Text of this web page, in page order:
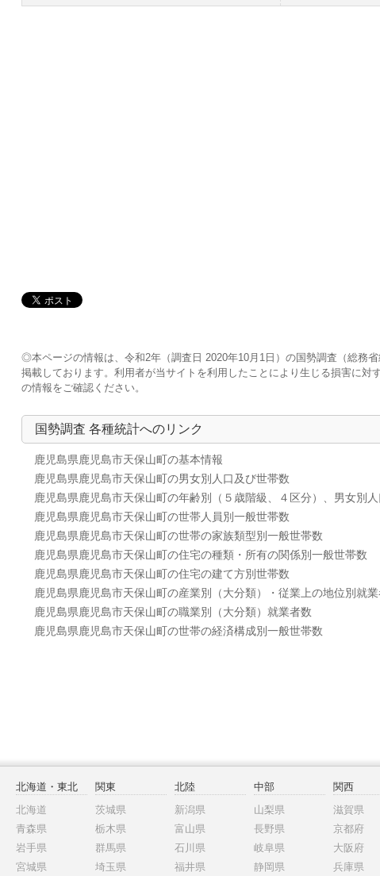
◎本ページの情報は、令和2年（調査日 2020年10月1日）の国勢調査（総務
掲載しております。利用者が当サイトを利用したことにより生じる損害に
の情報をご確認ください。
国勢調査 各種統計へのリンク
鹿児島県鹿児島市天保山町の基本情報
鹿児島県鹿児島市天保山町の男女別人口及び世帯数
鹿児島県鹿児島市天保山町の年齢別（５歳階級、４区分）、男女別人
鹿児島県鹿児島市天保山町の世帯人員別一般世帯数
鹿児島県鹿児島市天保山町の世帯の家族類型別一般世帯数
鹿児島県鹿児島市天保山町の住宅の種類・所有の関係別一般世帯数
鹿児島県鹿児島市天保山町の住宅の建て方別世帯数
鹿児島県鹿児島市天保山町の産業別（大分類）・従業上の地位別就
鹿児島県鹿児島市天保山町の職業別（大分類）就業者数
鹿児島県鹿児島市天保山町の世帯の経済構成別一般世帯数
北海道・東北
北海道
青森県
岩手県
宮城県
関東
茨城県
栃木県
群馬県
埼玉県
北陸
新潟県
富山県
石川県
福井県
中部
山梨県
長野県
岐阜県
静岡県
関西
滋賀県
京都府
大阪府
兵庫県